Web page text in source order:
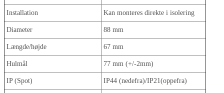
Installation Kan monteres direkte i isolering
Diameter 88 mm
Længde/højde 67 mm
Hulmål 77 mm (+/-2mm)
IP (Spot) IP44 (nedefra)/IP21(oppefra)